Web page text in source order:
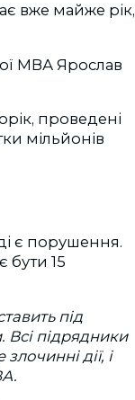
вже майже рік,
МВА Ярослав
проведені
мільйонів
є порушення.
бути 15
під
Всі підрядники
дії, і